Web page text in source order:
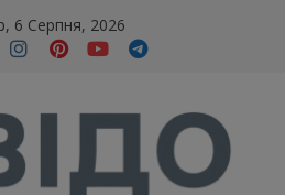
6 Серпня, 2026
modal-check